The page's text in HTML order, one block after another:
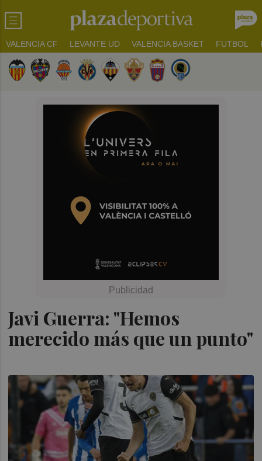
VALENCIA CF LEVANTE UD VALENCIA BASKET FUTBOL
Javi Guerra: "Hemos
merecido más que un punto"